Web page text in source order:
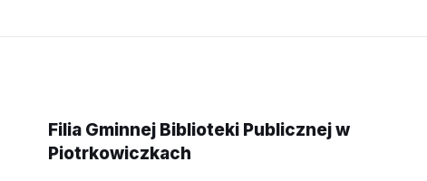
Filia Gminnej Biblioteki Publicznej w
Piotrkowiczkach